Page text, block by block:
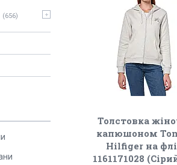
Толстовка
капюшоном
Hilfiger на
1161171028
656